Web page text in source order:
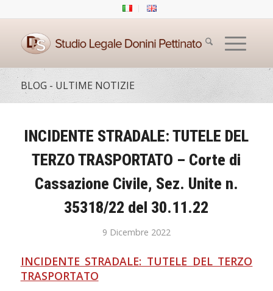
BLOG - ULTIME NOTIZIE
INCIDENTE STRADALE: TUTELE DEL
TERZO TRASPORTATO – Corte di
Cassazione Civile, Sez. Unite n.
35318/22 del 30.11.22
9 Dicembre 2022
INCIDENTE STRADALE: TUTELE DEL TERZO
TRASPORTATO